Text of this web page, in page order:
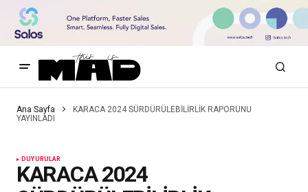
Ana Sayfa
KARACA 2024 SÜRDÜRÜLEBİLİRLİK RAPORUNU
YAYINLADI
DUYURULAR
KARACA 2024